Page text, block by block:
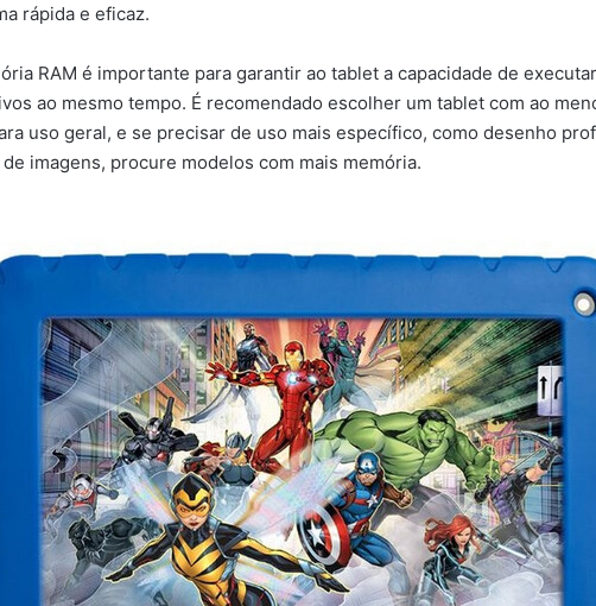
rápida e eficaz.
RAM é importante para garantir ao tablet a capacidade de
ao mesmo tempo. É recomendado escolher um tablet com ao
uso geral, e se precisar de uso mais específico, como desenho
imagens, procure modelos com mais memória.